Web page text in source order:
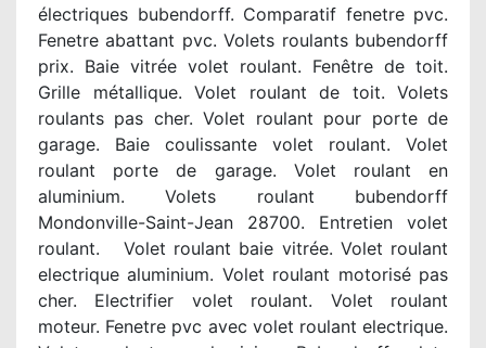
électriques bubendorff. Comparatif fenetre pvc.
Fenetre abattant pvc. Volets roulants bubendorff
prix. Baie vitrée volet roulant. Fenêtre de toit.
Grille métallique. Volet roulant de toit. Volets
roulants pas cher. Volet roulant pour porte de
garage. Baie coulissante volet roulant. Volet
roulant porte de garage. Volet roulant en
aluminium. Volets roulant bubendorff
Mondonville-Saint-Jean 28700. Entretien volet
roulant. Volet roulant baie vitrée. Volet roulant
electrique aluminium. Volet roulant motorisé pas
cher. Electrifier volet roulant. Volet roulant
moteur. Fenetre pvc avec volet roulant electrique.